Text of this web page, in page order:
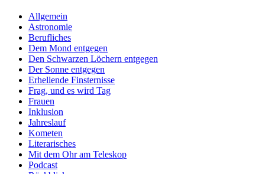
Allgemein
Astronomie
Berufliches
Dem Mond entgegen
Den Schwarzen Löchern entgegen
Der Sonne entgegen
Erhellende Finsternisse
Frag, und es wird Tag
Frauen
Inklusion
Jahreslauf
Kometen
Literarisches
Mit dem Ohr am Teleskop
Podcast